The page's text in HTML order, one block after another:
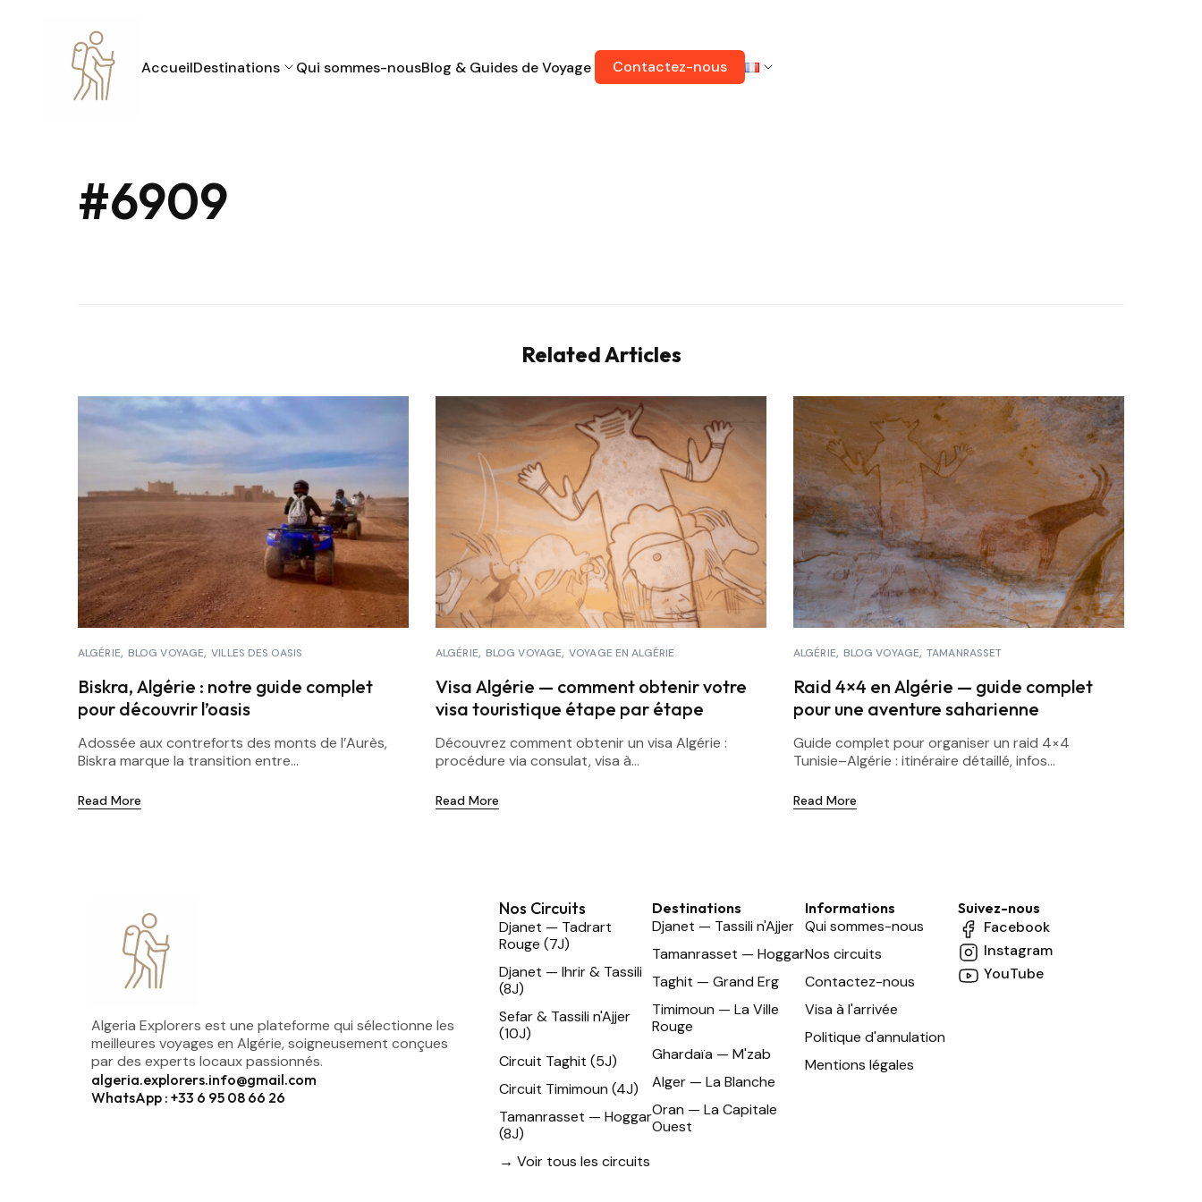
AccueilDestinations Qui sommes-nousBlog & Guides de Voyage Contactez-nous
#6909
Related Articles
ALGÉRIE BLOG VOYAGE VILLES DES OASIS
Biskra, Algérie : notre guide complet
pour découvrir l’oasis
Adossée aux contreforts des monts de l’Aurès,
Biskra marque la transition entre...
Read More
ALGÉRIE BLOG VOYAGE VOYAGE EN ALGÉRIE
Visa Algérie — comment obtenir votre
visa touristique étape par étape
Découvrez comment obtenir un visa Algérie :
procédure via consulat, visa à...
Read More
ALGÉRIE BLOG VOYAGE TAMANRASSET
Raid 4×4 en Algérie — guide complet
pour une aventure saharienne
Guide complet pour organiser un raid 4×4
Tunisie–Algérie : itinéraire détaillé, infos...
Read More
Algeria Explorers est une plateforme qui sélectionne les
meilleures voyages en Algérie, soigneusement conçues
par des experts locaux passionnés.
algeria.explorers.info@gmail.com
WhatsApp : +33 6 95 08 66 26
Nos Circuits
Djanet — Tadrart
Rouge (7J)
Djanet — Ihrir & Tassili
(8J)
Sefar & Tassili n'Ajjer
(10J)
Circuit Taghit (5J)
Circuit Timimoun (4J)
Tamanrasset — Hoggar
(8J)
→ Voir tous les circuits
Destinations
Djanet — Tassili n'Ajjer
Tamanrasset — Hoggar
Taghit — Grand Erg
Timimoun — La Ville
Rouge
Ghardaïa — M'zab
Alger — La Blanche
Oran — La Capitale
Ouest
Informations
Qui sommes-nous
Nos circuits
Contactez-nous
Visa à l'arrivée
Politique d'annulation
Mentions légales
Suivez-nous
Facebook
Instagram
YouTube